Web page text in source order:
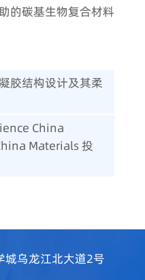
的碳基生物复合材料
胶结构设计及其柔
China
Materials 投
城乌龙江北大道2号